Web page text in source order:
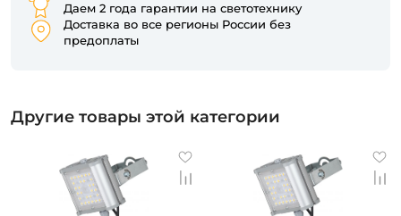
Даем 2 года гарантии на светотехнику
Доставка во все регионы России без
предоплаты
Другие товары этой категории